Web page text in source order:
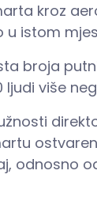
kroz
u istom
broja
ljudi više
odnosno